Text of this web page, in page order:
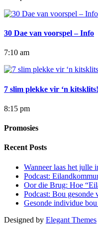
30 Dae van voorspel – Info
7:10 am
7 slim plekke vir ‘n kitsklits!
8:15 pm
Promosies
Recent Posts
Wanneer laas het julle
Podcast:
Oor die Brug: Hoe
Podcast: Bou gesonde
Gesonde individue
Designed by Elegant Themes